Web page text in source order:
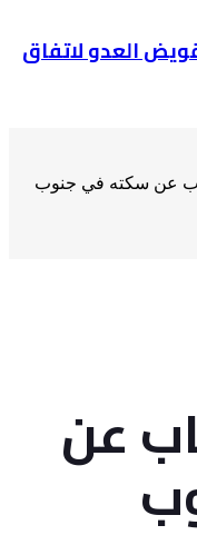
العدو لاتفاق
عن سكته في جنوب
عن